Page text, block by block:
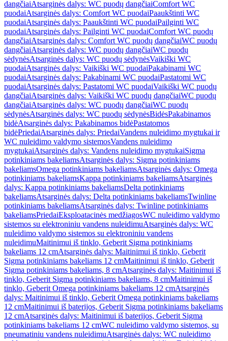
dangčiaiAtsarginės dalys: WC puodų dangčiaiComfort WC
puodaiAtsarginės dalys: Comfort WC puodaiPaaukštinti WC
puodaiAtsarginės dalys: Paaukštinti WC puodaiPailginti WC
puodaiAtsarginės dalys: Pailginti WC puodaiComfort WC puodų
dangčiaiAtsarginės dalys: Comfort WC puodų dangčiaiWC puodų
dangčiaiAtsarginės dalys: WC puodų dangčiaiWC puodų
sėdynėsAtsarginės dalys: WC puodų sėdynėsVaikiški WC
puodaiAtsarginės dalys: Vaikiški WC puodaiPakabinami WC
puodaiAtsarginės dalys: Pakabinami WC puodaiPastatomi WC
puodaiAtsarginės dalys: Pastatomi WC puodaiVaikiški WC puodų
dangčiaiAtsarginės dalys: Vaikiški WC puodų dangčiaiWC puodų
dangčiaiAtsarginės dalys: WC puodų dangčiaiWC puodų
sėdynėsAtsarginės dalys: WC puodų sėdynėsBidėsPakabinamos
bidėAtsarginės dalys: Pakabinamos bidėPastatomos
bidėPriedaiAtsarginės dalys: PriedaiVandens nuleidimo mygtukai ir
WC nuleidimo valdymo sistemosVandens nuleidimo
mygtukaiAtsarginės dalys: Vandens nuleidimo mygtukaiSigma
potinkiniams bakeliamsAtsarginės dalys: Sigma potinkiniams
bakeliamsOmega potinkiniams bakeliamsAtsarginės dalys: Omega
potinkiniams bakeliamsKappa potinkiniams bakeliamsAtsarginės
dalys: Kappa potinkiniams bakeliamsDelta potinkiniams
bakeliamsAtsarginės dalys: Delta potinkiniams bakeliamsTwinline
potinkiniams bakeliamsAtsarginės dalys: Twinline potinkiniams
bakeliamsPriedaiEksploatacinės medžiagosWC nuleidimo valdymo
sistemos su elektroniniu vandens nuleidimuAtsarginės dalys: WC
nuleidimo valdymo sistemos su elektroniniu vandens
nuleidimuMaitinimui iš tinklo, Geberit Sigma potinkiniams
bakeliams 12 cmAtsarginės dalys: Maitinimui iš tinklo, Geberit
Sigma potinkiniams bakeliams 12 cmMaitinimui iš tinklo, Geberit
Sigma potinkiniams bakeliams, 8 cmAtsarginės dalys: Maitinimui iš
tinklo, Geberit Sigma potinkiniams bakeliams, 8 cmMaitinimui iš
tinklo, Geberit Omega potinkiniams bakeliams 12 cmAtsarginės
dalys: Maitinimui iš tinklo, Geberit Omega potinkiniams bakeliams
12 cmMaitinimui iš baterijos, Geberit Sigma potinkiniams bakeliams
12 cmAtsarginės dalys: Maitinimui iš baterijos, Geberit Sigma
potinkiniams bakeliams 12 cmWC nuleidimo valdymo sistemos, su
pneumatiniu vandens nuleidimuAtsarginės dalys: WC nuleidimo